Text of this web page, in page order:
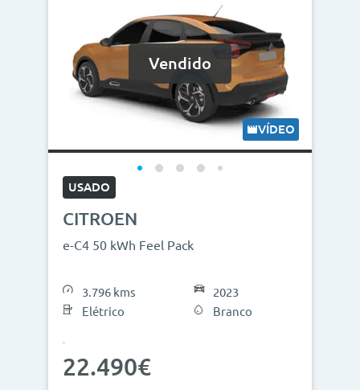
Vendido
VÍDEO
USADO
CITROEN
e-C4 50 kWh Feel Pack
3.796 kms
Elétrico
2023
Branco
22.490€